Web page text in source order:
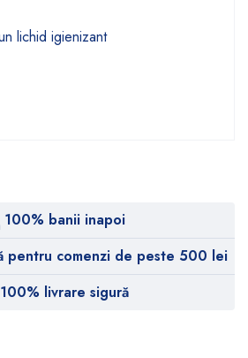
lichid igienizant
100% banii inapoi
pentru comenzi de peste 500 lei
100% livrare sigură